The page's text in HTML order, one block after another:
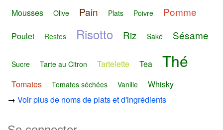
Mousses Olive Pain Plats Poivre Pomme
Poulet Restes Risotto Riz Saké Sésame
Sucre Tarte au Citron Tartelette Tea Thé
Tomates Tomates séchées Vanille
Whisky
→ Voir plus de noms de plats et d'ingrédients